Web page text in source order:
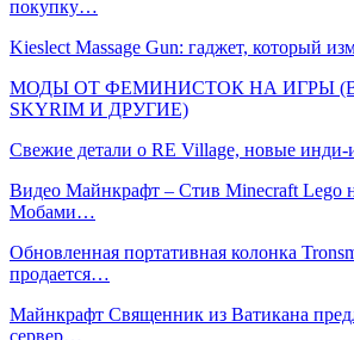
покупку…
Kieslect Massage Gun: гаджет, который
МОДЫ ОТ ФЕМИНИСТОК НА ИГРЫ
SKYRIM И ДРУГИЕ)
Свежие детали о RE Village, новые
Видео Майнкрафт – Стив Minecraft Lego
Мобами…
Обновленная портативная колонка
продается…
Майнкрафт Священник из Ватикана
сервер…